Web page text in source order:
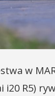
w
i20 R5)